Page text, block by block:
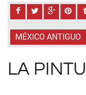
MÉXICO ANTIGUO
LA